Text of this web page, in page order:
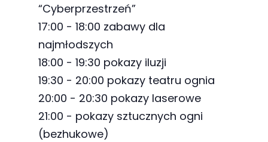
“Cyberprzestrzeń”
17:00 - 18:00 zabawy dla
najmłodszych
18:00 - 19:30 pokazy iluzji
19:30 - 20:00 pokazy teatru ognia
20:00 - 20:30 pokazy laserowe
21:00 - pokazy sztucznych ogni
(bezhukowe)
zobaczenie
spersonalizowanych
treści i ofert.